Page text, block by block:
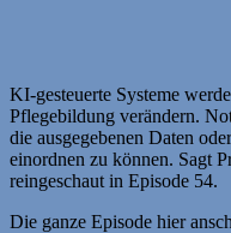
KI-gesteuerte Systeme
Pflegebildung verändern.
die ausgegebenen Daten
einordnen zu können. Sagt
reingeschaut in Episode 54.
Die ganze Episode hier